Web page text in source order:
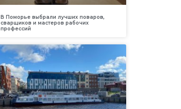
В Поморье выбрали лучших поваров,
сварщиков и мастеров рабочих
профессий